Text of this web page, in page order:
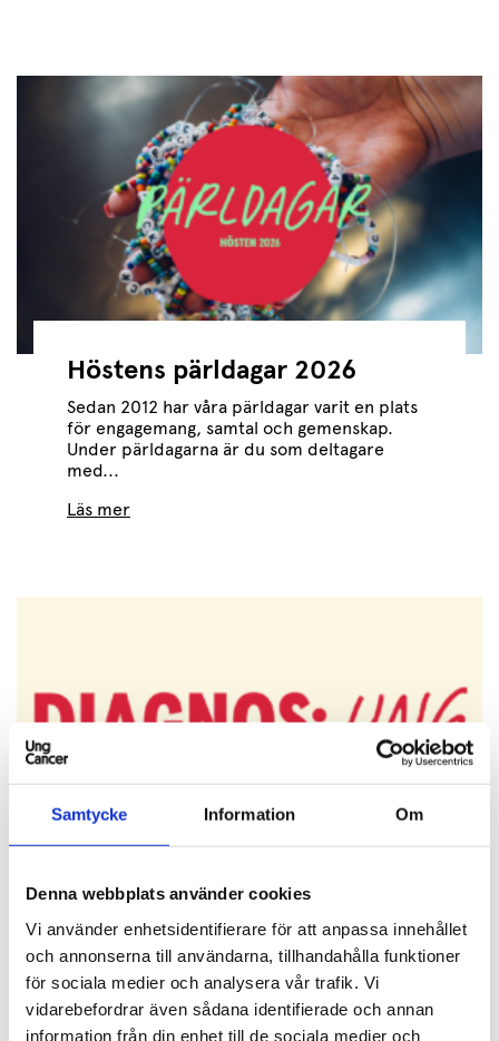
Samtycke Information Om
Denna webbplats använder cookies
Vi använder enhetsidentifierare för att anpassa innehållet
och annonserna till användarna, tillhandahålla funktioner
för sociala medier och analysera vår trafik. Vi
vidarebefordrar även sådana identifierade och annan
information från din enhet till de sociala medier och
Höstens pärldagar 2026
Sedan 2012 har våra pärldagar varit en plats
för engagemang, samtal och gemenskap.
Under pärldagarna är du som deltagare
med...
Läs mer
DIAGNOS: UNG
”Du är bara 29, vet du hur ovanligt det är att
få bröstcancer?” ”Sjukvården berättade
nästintill ingenting för mig som...
Läs mer